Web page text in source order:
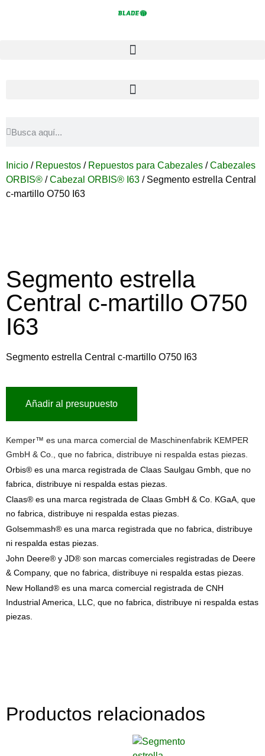
Inicio / Repuestos / Repuestos para Cabezales /Cabezales
ORBIS® /Cabezal ORBIS® I63 / Segmento estrella Central
c-martillo O750 I63
Segmento estrella
Central c-martillo O750
I63
Segmento estrella Central c-martillo O750 I63
Añadir al presupuesto
Kemper™ es una marca comercial de Maschinenfabrik KEMPER
GmbH & Co., que no fabrica, distribuye ni respalda estas piezas.
Orbis® es una marca registrada de Claas Saulgau Gmbh, que no
fabrica, distribuye ni respalda estas piezas.
Claas® es una marca registrada de Claas GmbH & Co. KGaA, que
no fabrica, distribuye ni respalda estas piezas.
Golsemmash® es una marca registrada que no fabrica, distribuye
ni respalda estas piezas.
John Deere® y JD® son marcas comerciales registradas de Deere
& Company, que no fabrica, distribuye ni respalda estas piezas.
New Holland® es una marca comercial registrada de CNH
Industrial America, LLC, que no fabrica, distribuye ni respalda estas
piezas.
Productos relacionados